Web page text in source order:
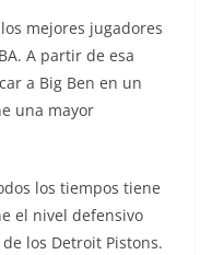
mejores jugadores
A partir de esa
a Big Ben en un
una mayor
los tiempos tiene
el nivel defensivo
los Detroit Pistons.